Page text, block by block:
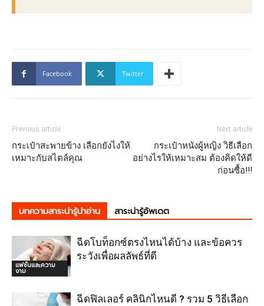
Facebook Twitter
Previous article
กระเป๋าสะพายข้าง เลือกยังไงให้
เหมาะกับสไตล์คุณ
Next article
กระเป๋าหนังผู้หญิง วิธีเลือก
อย่างไรให้เหมาะสม ต้องคิดให้ดี
ก่อนซื้อ!!!
บทความสาระน่ารู้น่าอ่าน สาระน่ารู้อัพเดต
แฟชั่นและความ
งาม
ฉีดโบท็อกซ์ตรงไหนได้บ้าง และข้อควร
ระวังเพื่อผลลัพธ์ที่ดี
ฉีดฟิลเลอร์ คลินิกไหนดี ? รวม 5 วิธีเลือก